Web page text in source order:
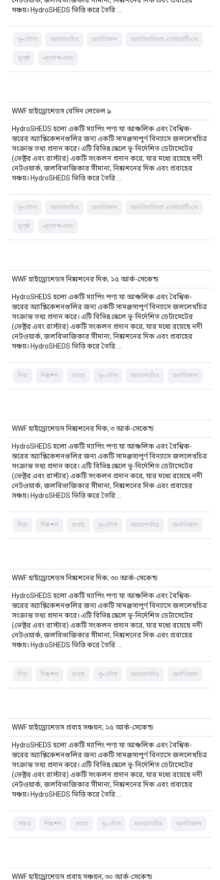
সঞ্চয়। HydroSHEDS ভিত্তি করে তৈরি …
ভূ-ভৌত জললেখচিত্র জলবিজ্ঞান জলবিভাজিকা এসআরটিএম
ভূপৃষ্ঠ -ভূগর্ভস্থ-জল
WWF হাইড্রোশেডস বেসিন লেভেল ৯
HydroSHEDS হলো একটি ম্যাপিং পণ্য যা আঞ্চলিক এবং বৈশ্বিক-
স্তরের অ্যাপ্লিকেশনগুলির জন্য একটি সামঞ্জস্যপূর্ণ বিন্যাসে জললেখচিত্র
সংক্রান্ত তথ্য প্রদান করে। এটি বিভিন্ন স্কেলে ভূ-নির্দেশিত ডেটাসেটের
(ভেক্টর এবং রাস্টার) একটি সংকলন প্রদান করে, যার মধ্যে রয়েছে নদী
নেটওয়ার্ক, জলবিভাজিকার সীমানা, নিষ্কাশনের দিক এবং প্রবাহের
সঞ্চয়। HydroSHEDS ভিত্তি করে তৈরি …
ভূ-ভৌত জললেখচিত্র জলবিজ্ঞান জলবিভাজিকা এসআরটিএম
ভূপৃষ্ঠ -ভূগর্ভস্থ-জল
WWF হাইড্রোশেডস নিষ্কাশনের দিক, ১৫ আর্ক-সেকেন্ড
HydroSHEDS হলো একটি ম্যাপিং পণ্য যা আঞ্চলিক এবং বৈশ্বিক-
স্তরের অ্যাপ্লিকেশনগুলির জন্য একটি সামঞ্জস্যপূর্ণ বিন্যাসে জললেখচিত্র
সংক্রান্ত তথ্য প্রদান করে। এটি বিভিন্ন স্কেলে ভূ-নির্দেশিত ডেটাসেটের
(ভেক্টর এবং রাস্টার) একটি সংকলন প্রদান করে, যার মধ্যে রয়েছে নদী
নেটওয়ার্ক, জলবিভাজিকার সীমানা, নিষ্কাশনের দিক এবং প্রবাহের
সঞ্চয়। HydroSHEDS ভিত্তি করে তৈরি …
দিক নিষ্কাশন প্রবাহ ভূ-ভৌত জললেখচিত্র জলবিজ্ঞান
WWF হাইড্রোশেডস নিষ্কাশনের দিক, ৩ আর্ক-সেকেন্ড
HydroSHEDS হলো একটি ম্যাপিং পণ্য যা আঞ্চলিক এবং বৈশ্বিক-
স্তরের অ্যাপ্লিকেশনগুলির জন্য একটি সামঞ্জস্যপূর্ণ বিন্যাসে জললেখচিত্র
সংক্রান্ত তথ্য প্রদান করে। এটি বিভিন্ন স্কেলে ভূ-নির্দেশিত ডেটাসেটের
(ভেক্টর এবং রাস্টার) একটি সংকলন প্রদান করে, যার মধ্যে রয়েছে নদী
নেটওয়ার্ক, জলবিভাজিকার সীমানা, নিষ্কাশনের দিক এবং প্রবাহের
সঞ্চয়। HydroSHEDS ভিত্তি করে তৈরি …
দিক নিষ্কাশন প্রবাহ ভূ-ভৌত জললেখচিত্র জলবিজ্ঞান
WWF হাইড্রোশেডস নিষ্কাশনের দিক, ৩০ আর্ক-সেকেন্ড
HydroSHEDS হলো একটি ম্যাপিং পণ্য যা আঞ্চলিক এবং বৈশ্বিক-
স্তরের অ্যাপ্লিকেশনগুলির জন্য একটি সামঞ্জস্যপূর্ণ বিন্যাসে জললেখচিত্র
সংক্রান্ত তথ্য প্রদান করে। এটি বিভিন্ন স্কেলে ভূ-নির্দেশিত ডেটাসেটের
(ভেক্টর এবং রাস্টার) একটি সংকলন প্রদান করে, যার মধ্যে রয়েছে নদী
নেটওয়ার্ক, জলবিভাজিকার সীমানা, নিষ্কাশনের দিক এবং প্রবাহের
সঞ্চয়। HydroSHEDS ভিত্তি করে তৈরি …
দিক নিষ্কাশন প্রবাহ ভূ-ভৌত জললেখচিত্র জলবিজ্ঞান
WWF হাইড্রোশেডস প্রবাহ সঞ্চয়ন, ১৫ আর্ক-সেকেন্ড
HydroSHEDS হলো একটি ম্যাপিং পণ্য যা আঞ্চলিক এবং বৈশ্বিক-
স্তরের অ্যাপ্লিকেশনগুলির জন্য একটি সামঞ্জস্যপূর্ণ বিন্যাসে জললেখচিত্র
সংক্রান্ত তথ্য প্রদান করে। এটি বিভিন্ন স্কেলে ভূ-নির্দেশিত ডেটাসেটের
(ভেক্টর এবং রাস্টার) একটি সংকলন প্রদান করে, যার মধ্যে রয়েছে নদী
নেটওয়ার্ক, জলবিভাজিকার সীমানা, নিষ্কাশনের দিক এবং প্রবাহের
সঞ্চয়। HydroSHEDS ভিত্তি করে তৈরি …
সঞ্চয় নিষ্কাশন প্রবাহ ভূ-ভৌত জললেখচিত্র জলবিজ্ঞান
WWF হাইড্রোশেডস প্রবাহ সঞ্চয়ন, ৩০ আর্ক-সেকেন্ড